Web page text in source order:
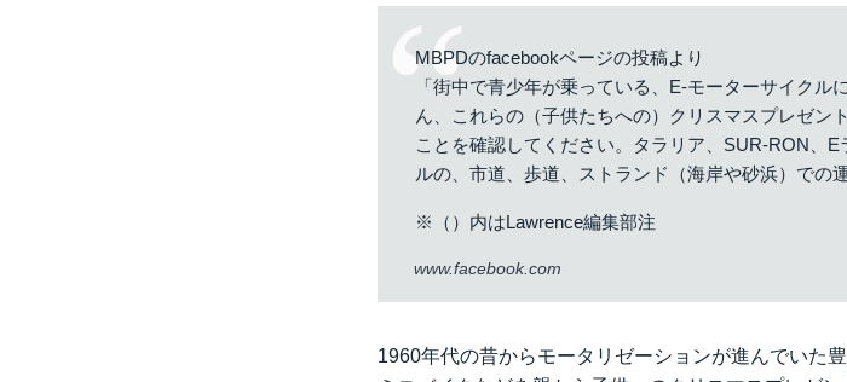
MBPDのfacebookページの投稿より
「街中で青少年が乗っている、E-モーターサイク
ん、これらの（子供たちへの）クリスマスプレゼン
ことを確認してください。タラリア、SUR-RON、
ルの、市道、歩道、ストランド（海岸や砂浜）での
※（）内はLawrence編集部注
www.facebook.com
1960年代の昔からモータリゼーションが進んでいた